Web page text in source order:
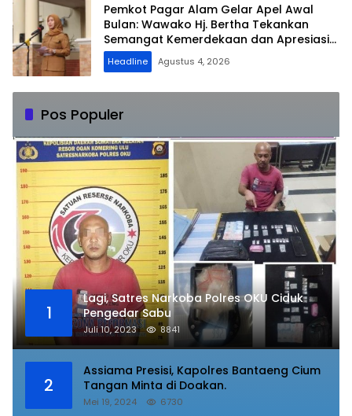
Pemkot Pagar Alam Gelar Apel Awal
Bulan: Wawako Hj. Bertha Tekankan
Semangat Kemerdekaan dan Apresiasi
Purna Tugas ASN
Headline Agustus 4, 2026
Pos Populer
1
Lagi, Satres Narkoba Polres OKU Ciduk
Pengedar Sabu
Juli 10, 2023 8841
2
Assiama Presisi, Kapolres Bantaeng Cium
Tangan Minta di Doakan.
Mei 19, 2024 6730